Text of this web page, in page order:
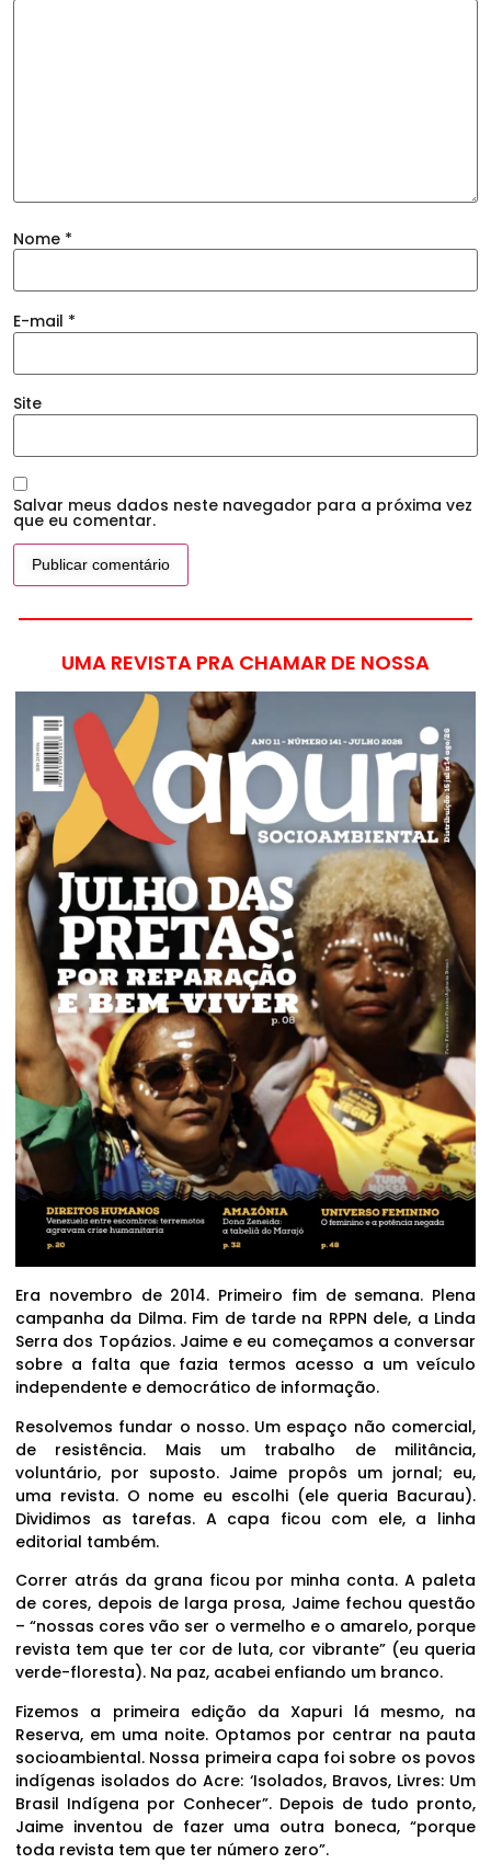
Nome *
E-mail *
Site
Salvar meus dados neste navegador para a próxima vez
que eu comentar.
UMA REVISTA PRA CHAMAR DE NOSSA
Era novembro de 2014. Primeiro fim de semana. Plena
campanha da Dilma. Fim de tarde na RPPN dele, a Linda
Serra dos Topázios. Jaime e eu começamos a conversar
sobre a falta que fazia termos acesso a um veículo
independente e democrático de informação.
Resolvemos fundar o nosso. Um espaço não comercial,
de resistência. Mais um trabalho de militância,
voluntário, por suposto. Jaime propôs um jornal; eu,
uma revista. O nome eu escolhi (ele queria Bacurau).
Dividimos as tarefas. A capa ficou com ele, a linha
editorial também.
Correr atrás da grana ficou por minha conta. A paleta
de cores, depois de larga prosa, Jaime fechou questão
– “nossas cores vão ser o vermelho e o amarelo, porque
revista tem que ter cor de luta, cor vibrante” (eu queria
verde-floresta). Na paz, acabei enfiando um branco.
Fizemos a primeira edição da Xapuri lá mesmo, na
Reserva, em uma noite. Optamos por centrar na pauta
socioambiental. Nossa primeira capa foi sobre os povos
indígenas isolados do Acre: ‘Isolados, Bravos, Livres: Um
Brasil Indígena por Conhecer”. Depois de tudo pronto,
Jaime inventou de fazer uma outra boneca, “porque
toda revista tem que ter número zero”.